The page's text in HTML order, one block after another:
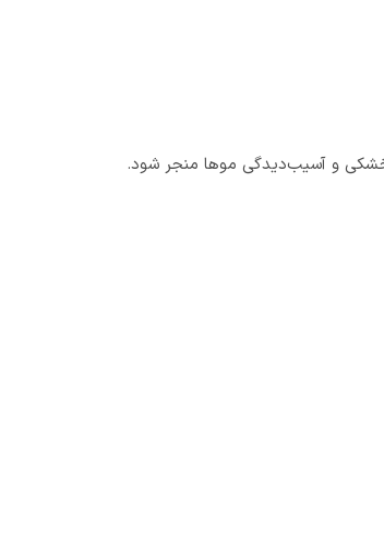
خشکی و آسیب‌دیدگی موها منجر شود.